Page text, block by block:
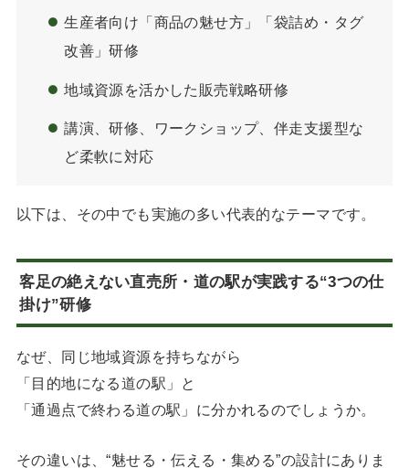
生産者向け「商品の魅せ方」「袋詰め・タグ
改善」研修
地域資源を活かした販売戦略研修
講演、研修、ワークショップ、伴走支援型な
ど柔軟に対応
以下は、その中でも実施の多い代表的なテーマです。
客足の絶えない直売所・道の駅が実践する“3つの仕
掛け”研修
なぜ、同じ地域資源を持ちながら
「目的地になる道の駅」と
「通過点で終わる道の駅」に分かれるのでしょうか。
その違いは、“魅せる・伝える・集める”の設計にありま